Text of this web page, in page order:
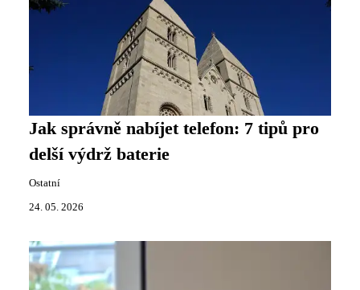
Jak správně nabíjet telefon: 7 tipů pro
delší výdrž baterie
Ostatní
24. 05. 2026